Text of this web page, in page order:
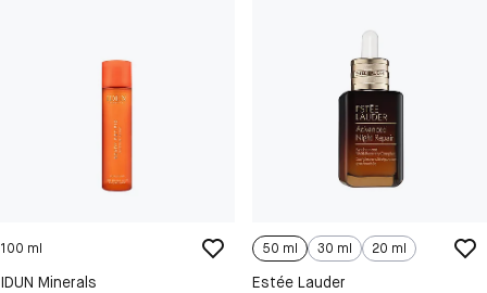
100 ml
IDUN Minerals
50 ml 30 ml 20 ml
Estée Lauder